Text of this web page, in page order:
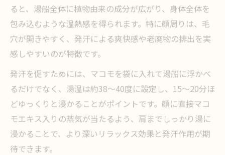
ると、湯船全体に植物由来の成分が広がり、身体全体を
包み込むような温熱感を得られます。特に顔周りは、毛
穴が開きやすく、発汗による爽快感や老廃物の排出を実
感しやすいのが特徴です。
発汗を促すためには、マコモを袋に入れて湯船に浮かべ
るだけでなく、湯温は約38～40度に設定し、15～20分ほ
どゆっくりと浸かることがポイントです。顔に直接マコ
モエキス入りの蒸気が当たるよう、肩までしっかり湯に
浸かることで、より深いリラックス効果と発汗作用が期
待できます。